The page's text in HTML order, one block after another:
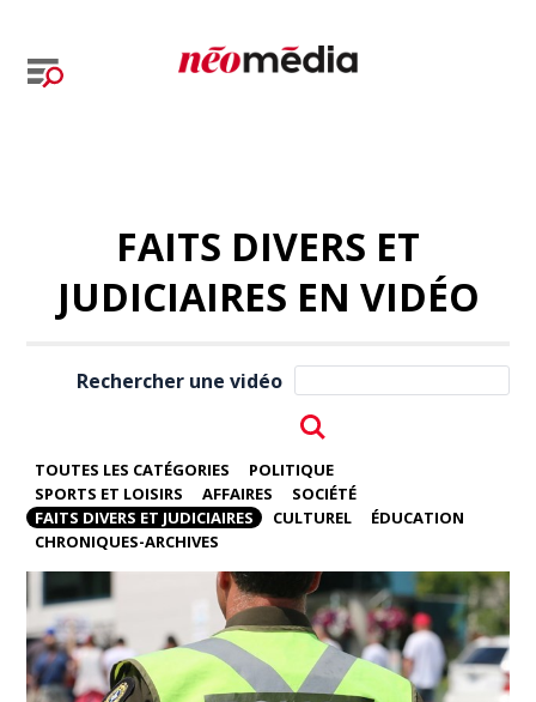
FAITS DIVERS ET
JUDICIAIRES EN VIDÉO
Rechercher une vidéo
TOUTES LES CATÉGORIES
POLITIQUE
SPORTS ET LOISIRS
AFFAIRES
SOCIÉTÉ
FAITS DIVERS ET JUDICIAIRES
CULTUREL
ÉDUCATION
CHRONIQUES-ARCHIVES